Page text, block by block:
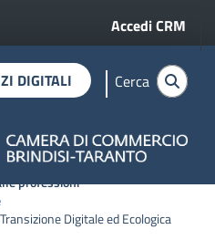
Menu
Accedi CRM
COMMERCIO D'ITALIA
DIGITALI Cerca
professioni
Digitale ed Ecologica